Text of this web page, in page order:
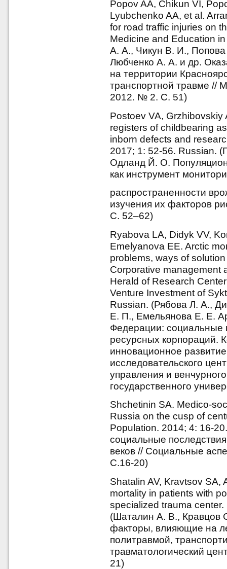
Popov AA, Chikun VI,
Lyubchenko AA, et al.
for road traffic injuries on
Medicine and Education
А. А., Чикун В. И.,
Любченко А. А. и др.
на территории
транспортной травме //
2012. № 2. С. 51)
Postoev VA,
registers of childbearing
inborn defects and
2017; 1: 52-56. Russian.
Одланд Й. О.
как инструмент
распространенности
изучения их факторов
С. 52–62)
Ryabova LA, Didyk VV,
Emelyanova EE. Arctic
problems, ways of
Corporative management
Herald of Research
Venture Investment of
Russian. (Рябова Л. А.,
Е. П., Емельянова Е. Е.
Федерации: социальные
ресурсных корпораций.
инновационное
исследовательского
управления и
государственного
Shchetinin SA. Medico-
Russia on the cusp of
Population. 2014; 4: 16-
социальные
веков // Социальные
С.16-20)
Shatalin AV, Kravtsov SA,
mortality in patients with
specialized trauma
(Шаталин А. В., Кравцов
факторы, влияющие на
политравмой,
травматологический
21)